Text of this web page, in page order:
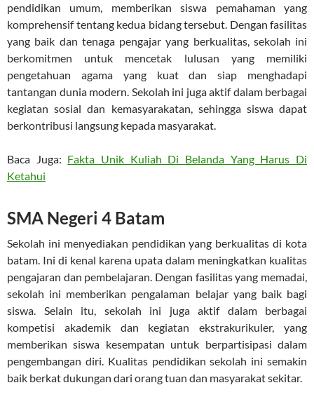
pendidikan umum, memberikan siswa pemahaman yang
komprehensif tentang kedua bidang tersebut. Dengan fasilitas
yang baik dan tenaga pengajar yang berkualitas, sekolah ini
berkomitmen untuk mencetak lulusan yang memiliki
pengetahuan agama yang kuat dan siap menghadapi
tantangan dunia modern. Sekolah ini juga aktif dalam berbagai
kegiatan sosial dan kemasyarakatan, sehingga siswa dapat
berkontribusi langsung kepada masyarakat.
Baca Juga: Fakta Unik Kuliah Di Belanda Yang Harus Di
Ketahui
SMA Negeri 4 Batam
Sekolah ini menyediakan pendidikan yang berkualitas di kota
batam. Ini di kenal karena upata dalam meningkatkan kualitas
pengajaran dan pembelajaran. Dengan fasilitas yang memadai,
sekolah ini memberikan pengalaman belajar yang baik bagi
siswa. Selain itu, sekolah ini juga aktif dalam berbagai
kompetisi akademik dan kegiatan ekstrakurikuler, yang
memberikan siswa kesempatan untuk berpartisipasi dalam
pengembangan diri. Kualitas pendidikan sekolah ini semakin
baik berkat dukungan dari orang tuan dan masyarakat sekitar.